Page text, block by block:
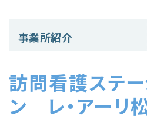
事業所紹介
訪問看護ステー
ン レ・アーリ